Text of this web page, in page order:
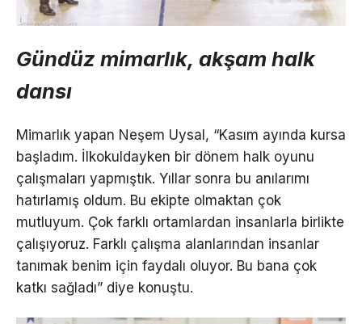
Gündüz mimarlık, akşam halk
dansı
Mimarlık yapan Neşem Uysal, “Kasım ayında kursa
başladım. İlkokuldayken bir dönem halk oyunu
çalışmaları yapmıştık. Yıllar sonra bu anılarımı
hatırlamış oldum. Bu ekipte olmaktan çok
mutluyum. Çok farklı ortamlardan insanlarla birlikte
çalışıyoruz. Farklı çalışma alanlarından insanlar
tanımak benim için faydalı oluyor. Bu bana çok
katkı sağladı” diye konuştu.